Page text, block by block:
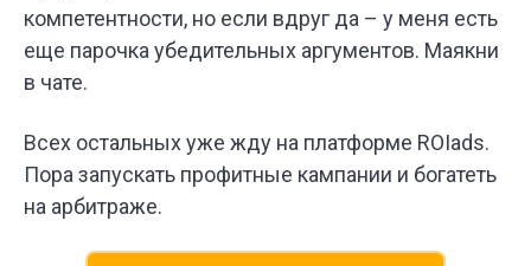
компетентности, но если вдруг да – у меня есть
еще парочка убедительных аргументов. Маякни
в чате.
Всех остальных уже жду на платформе ROIads.
Пора запускать профитные кампании и богатеть
на арбитраже.